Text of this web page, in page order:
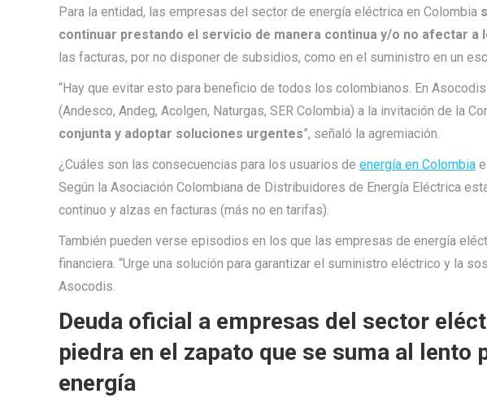
Para la entidad, las empresas del sector de energía eléctrica en Colombia
continuar prestando el servicio de manera continua y/o no afectar a
las facturas, por no disponer de subsidios, como en el suministro en un
“Hay que evitar esto para beneficio de todos los colombianos. En
(Andesco, Andeg, Acolgen, Naturgas, SER Colombia) a la invitación de la
conjunta y adoptar soluciones urgentes”, señaló la agremiación.
¿Cuáles son las consecuencias para los usuarios de energía en Colombia
Según la Asociación Colombiana de Distribuidores de Energía Eléctrica
continuo y alzas en facturas (más no en tarifas).
También pueden verse episodios en los que las empresas de energía
financiera. “Urge una solución para garantizar el suministro eléctrico y la
Asocodis.
Deuda oficial a empresas del sector
piedra en el zapato que se suma al lento
energía